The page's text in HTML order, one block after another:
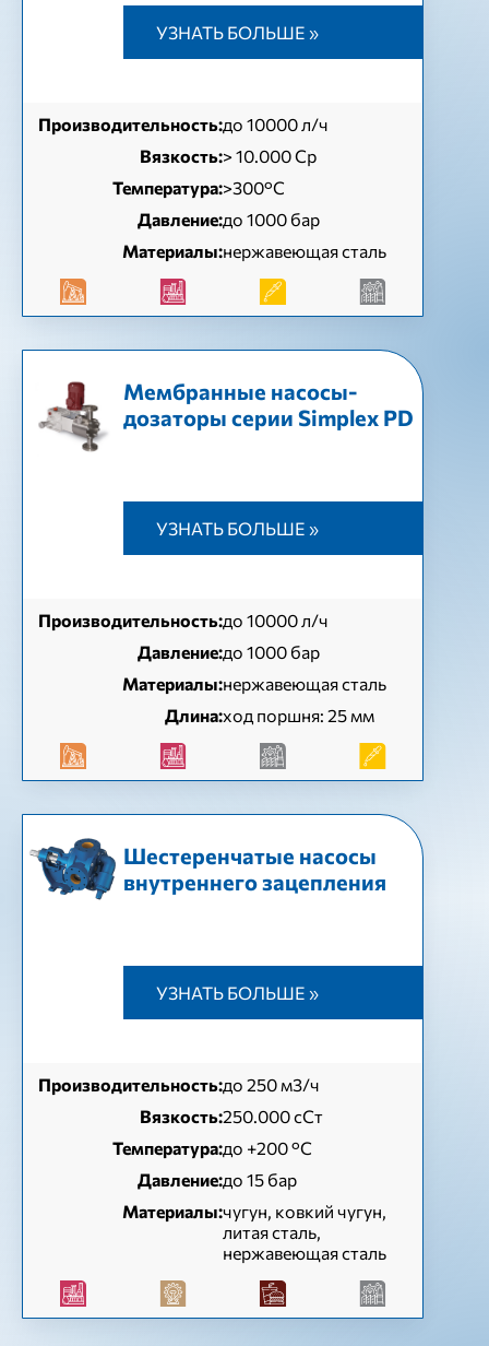
УЗНАТЬ БОЛЬШЕ »
Производительность:до 10000 л/ч
Вязкость:> 10.000 Cp
Температура:>300°C
Давление:до 1000 бар
Материалы:нержавеющая сталь
Мембранные насосы-
дозаторы серии Simplex PD
УЗНАТЬ БОЛЬШЕ »
Производительность:до 10000 л/ч
Давление:до 1000 бар
Материалы:нержавеющая сталь
Длина:ход поршня: 25 мм
Шестеренчатые насосы
внутреннего зацепления
УЗНАТЬ БОЛЬШЕ »
Производительность:до 250 м3/ч
Вязкость:250.000 сСт
Температура:до +200 °C
Давление:до 15 бар
Материалы:чугун, ковкий чугун,
литая сталь,
нержавеющая сталь